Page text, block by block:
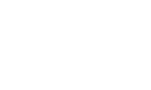
ist zurzeit nicht verfügbar.)